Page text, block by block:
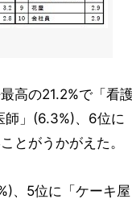
高の21.2%で「看
」(6.3%)、6位に
とがうかがえた。
、5位に「ケーキ